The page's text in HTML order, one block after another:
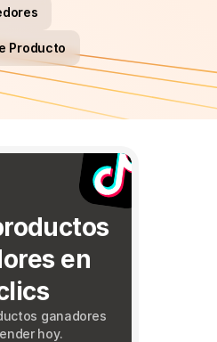
Producto
en
ganadores
hoy.